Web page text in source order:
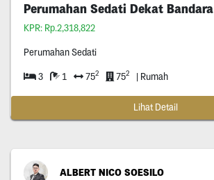
Perumahan Sedati Dekat Bandara
KPR: Rp.2,318,822
Perumahan Sedati
3 1 752 752 | Rumah
Lihat Detail
ALBERT NICO SOESILO